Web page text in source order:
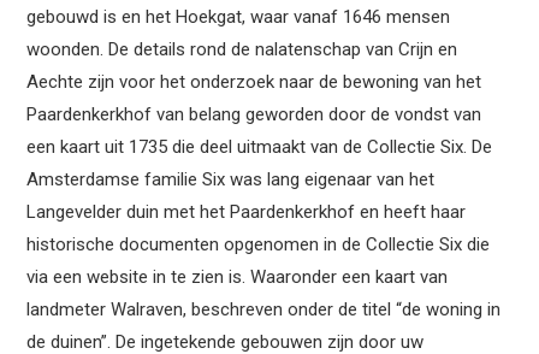
gebouwd is en het Hoekgat, waar vanaf 1646 mensen
woonden. De details rond de nalatenschap van Crijn en
Aechte zijn voor het onderzoek naar de bewoning van het
Paardenkerkhof van belang geworden door de vondst van
een kaart uit 1735 die deel uitmaakt van de Collectie Six. De
Amsterdamse familie Six was lang eigenaar van het
Langevelder duin met het Paardenkerkhof en heeft haar
historische documenten opgenomen in de Collectie Six die
via een website in te zien is. Waaronder een kaart van
landmeter Walraven, beschreven onder de titel “de woning in
de duinen”. De ingetekende gebouwen zijn door uw